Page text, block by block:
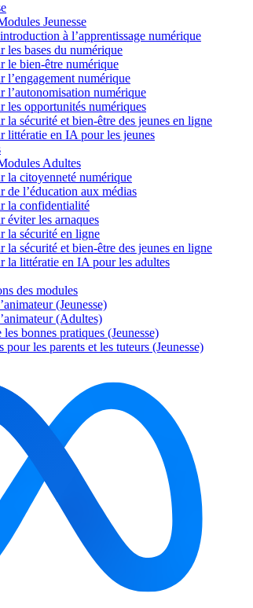
Jeunesse
à l’apprentissage numérique
les bases du numérique
le bien-être numérique
l’engagement numérique
l’autonomisation numérique
les opportunités numériques
la sécurité et bien-être des jeunes en ligne
littératie en IA pour les jeunes
Adultes
la citoyenneté numérique
de l’éducation aux médias
la confidentialité
éviter les arnaques
la sécurité en ligne
la sécurité et bien-être des jeunes en ligne
la littératie en IA pour les adultes
des modules
(Jeunesse)
(Adultes)
bonnes pratiques (Jeunesse)
pour les parents et les tuteurs (Jeunesse)